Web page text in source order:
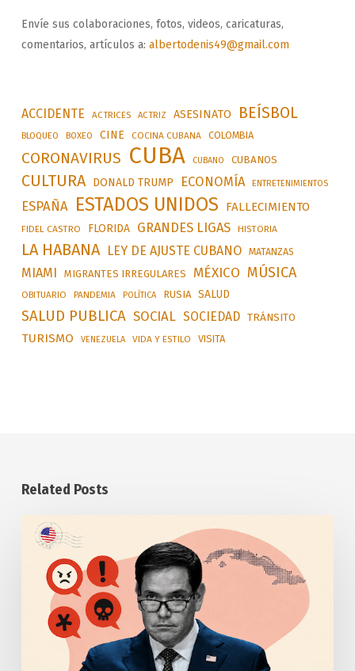
Envíe sus colaboraciones, fotos, videos, caricaturas,
comentarios, artículos a: albertodenis49@gmail.com
ACCIDENTE ACTRICES ACTRIZ ASESINATO BEÍSBOL
BLOQUEO BOXEO CINE COCINA CUBANA COLOMBIA
CORONAVIRUS CUBA CUBANO CUBANOS
CULTURA DONALD TRUMP ECONOMÍA ENTRETENIMIENTOS
ESPAÑA ESTADOS UNIDOS FALLECIMIENTO
FIDEL CASTRO FLORIDA GRANDES LIGAS HISTORIA
LA HABANA LEY DE AJUSTE CUBANO MATANZAS
MIAMI MIGRANTES IRREGULARES MÉXICO MÚSICA
OBITUARIO PANDEMIA POLÍTICA RUSIA SALUD
SALUD PUBLICA SOCIAL SOCIEDAD TRÁNSITO
TURISMO VENEZUELA VIDA Y ESTILO VISITA
Related Posts
Anuncia
Estados
Unidos
medidas
punitivas